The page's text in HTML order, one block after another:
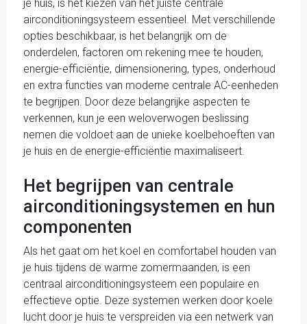
je huis, is het kiezen van het juiste centrale
airconditioningsysteem essentieel. Met verschillende
opties beschikbaar, is het belangrijk om de
onderdelen, factoren om rekening mee te houden,
energie-efficiëntie, dimensionering, types, onderhoud
en extra functies van moderne centrale AC-eenheden
te begrijpen. Door deze belangrijke aspecten te
verkennen, kun je een weloverwogen beslissing
nemen die voldoet aan de unieke koelbehoeften van
je huis en de energie-efficiëntie maximaliseert.
Het begrijpen van centrale
airconditioningsystemen en hun
componenten
Als het gaat om het koel en comfortabel houden van
je huis tijdens de warme zomermaanden, is een
centraal airconditioningsysteem een populaire en
effectieve optie. Deze systemen werken door koele
lucht door je huis te verspreiden via een netwerk van